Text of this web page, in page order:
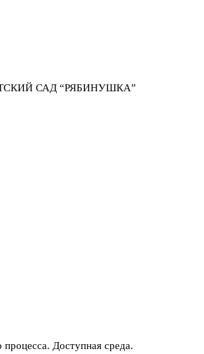
САД “РЯБИНУШКА”
Доступная среда.